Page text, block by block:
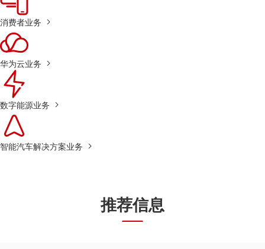
消费者业务
华为云业务
数字能源业务
智能汽车解决方案业务
推荐信息